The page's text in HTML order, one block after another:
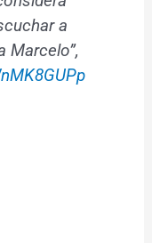
a
Marcelo”,